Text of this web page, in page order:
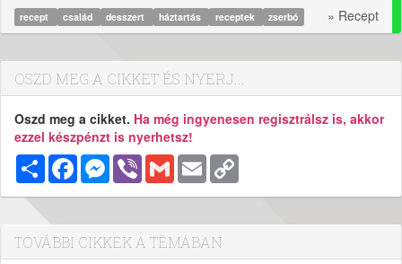
recept család desszert háztartás receptek zserbó » Recept
OSZD MEG A CIKKET ÉS NYERJ...
Oszd meg a cikket. Ha még ingyenesen regisztrálsz is, akkor
ezzel készpénzt is nyerhetsz!
MegosztásFacebookMessenger
Viber Gmail Email
TOVÁBBI CIKKEK A TÉMÁBAN